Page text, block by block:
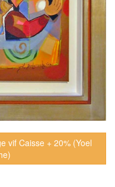
vif Caisse + 20% (Yoel